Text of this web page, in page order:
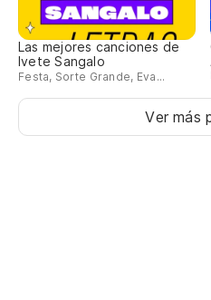
Las mejores canciones de
Ivete Sangalo
Festa, Sorte Grande, Eva...
Ver más